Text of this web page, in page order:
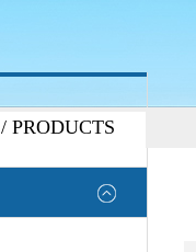
/ PRODUCTS